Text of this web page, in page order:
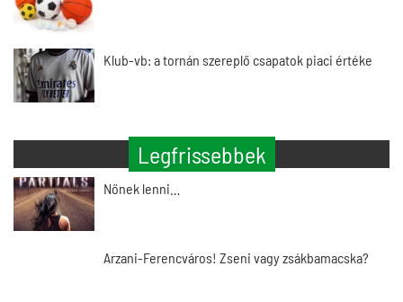
Klub-vb: a tornán szereplő csapatok piaci értéke
Legfrissebbek
Nőnek lenni…
Arzani-Ferencváros! Zseni vagy zsákbamacska?